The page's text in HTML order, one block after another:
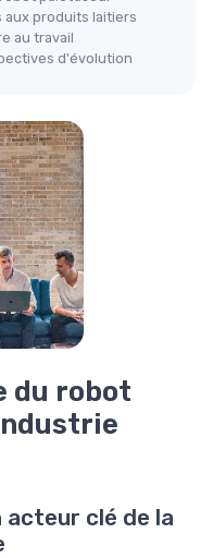
produits laitiers
au travail
d'évolution
du robot
clé de la